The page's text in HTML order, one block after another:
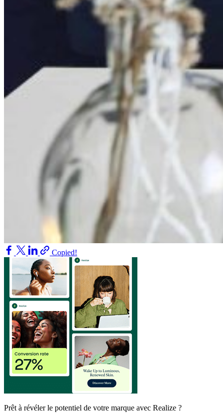
Copied!
Prêt à révéler le potentiel de votre marque avec Realize ?